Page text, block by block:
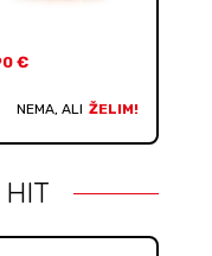
€
NEMA, ALI ŽELIM!